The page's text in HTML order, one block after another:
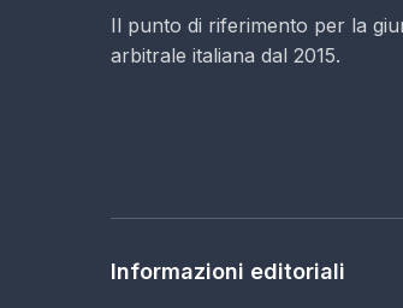
Il punto di riferimento per la
arbitrale italiana dal 2015.
Informazioni editoriali